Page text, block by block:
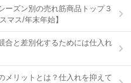
ーズン別の売れ筋商品トップ３
マス/年末年始】
合と差別化するためには仕入れ
メリットとは？仕入れを抑えて